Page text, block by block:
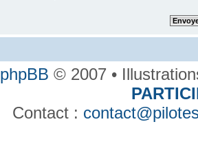
phpBB © 2007 •
Contact :